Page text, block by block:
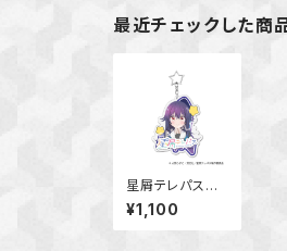
最近チェックした商
星屑テレパス
アクリルキーホ
ルダー 小ノ星
¥1,100